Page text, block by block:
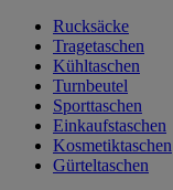
Rucksäcke
Tragetaschen
Kühltaschen
Turnbeutel
Sporttaschen
Einkaufstaschen
Kosmetiktaschen
Gürteltaschen